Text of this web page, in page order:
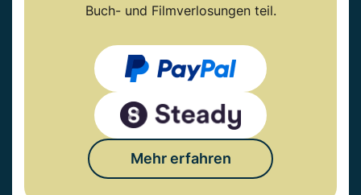
Buch- und Filmverlosungen teil.
Mehr erfahren